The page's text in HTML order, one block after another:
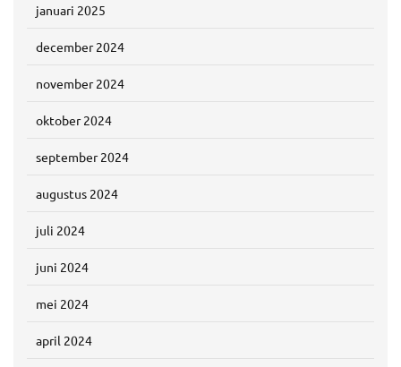
januari 2025
december 2024
november 2024
oktober 2024
september 2024
augustus 2024
juli 2024
juni 2024
mei 2024
april 2024